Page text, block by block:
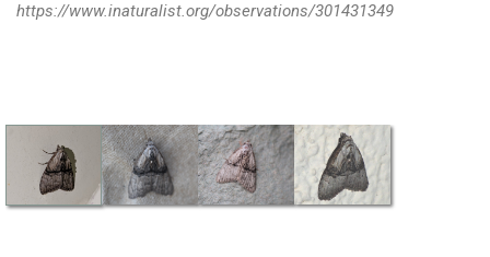
https://www.inaturalist.org/observations/301431349